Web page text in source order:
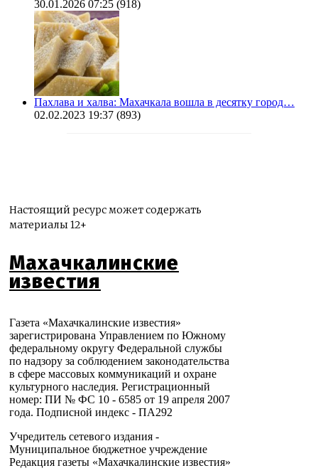
30.01.2026 07:25 (918)
Пахлава и халва: Махачкала вошла в десятку город…
02.02.2023 19:37 (893)
Настоящий ресурс может содержать
материалы 12+
Махачкалинские
известия
Газета «Махачкалинские известия»
зарегистрирована Управлением по Южному
федеральному округу Федеральной службы
по надзору за соблюдением законодательства
в сфере массовых коммуникаций и охране
культурного наследия. Регистрационный
номер: ПИ № ФС 10 - 6585 от 19 апреля 2007
года. Подписной индекс - ПА292
Учредитель сетевого издания -
Муниципальное бюджетное учреждение
Редакция газеты «Махачкалинские известия»